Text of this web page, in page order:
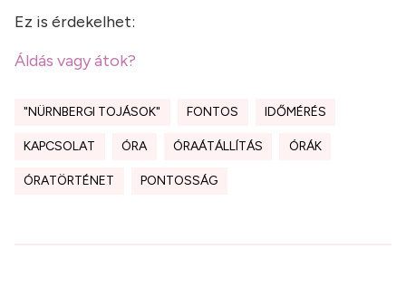
Ez is érdekelhet:
Áldás vagy átok?
"NÜRNBERGI TOJÁSOK" FONTOS IDŐMÉRÉS
KAPCSOLAT ÓRA ÓRAÁTÁLLÍTÁS ÓRÁK
ÓRATÖRTÉNET PONTOSSÁG